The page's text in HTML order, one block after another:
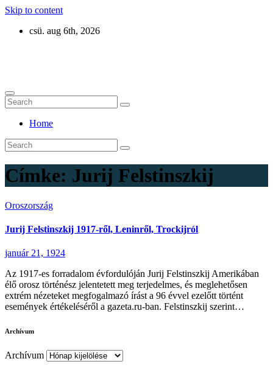
Skip to content
csü. aug 6th, 2026
Home
Címke: Jurij Felstinszkij
Oroszország
Jurij Felstinszkij 1917-ről, Leninről, Trockijról
január 21, 1924
Az 1917-es forradalom évfordulóján Jurij Felstinszkij Amerikában
élő orosz történész jelentetett meg terjedelmes, és meglehetősen
extrém nézeteket megfogalmazó írást a 96 évvel ezelőtt történt
események értékeléséről a gazeta.ru-ban. Felstinszkij szerint…
Archívum
Archívum